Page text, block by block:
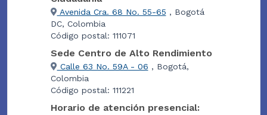
Avenida Cra. 68 No. 55-65 , Bogotá
DC, Colombia
Código postal: 111071
Sede Centro de Alto Rendimiento
Calle 63 No. 59A - 06 , Bogotá,
Colombia
Código postal: 111221
Horario de atención presencial: